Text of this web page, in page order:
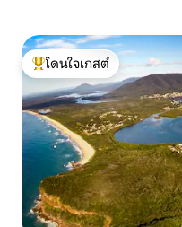
โดนใจเกสต์ที่สุด
โดนใจเกสต์